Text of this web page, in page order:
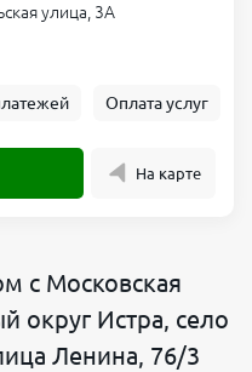
улица, 3А
Оплата услуг
На карте
с Московская
округ Истра, село
Ленина, 76/3